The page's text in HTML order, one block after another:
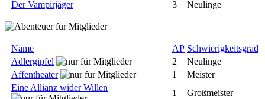
Der Vampirjäger 3 Neulinge
Name AP Schwierigkeitsgrad
Adlergipfel
2
Neulinge
Affentheater
1
Meister
Eine Allianz wider Willen
1
Großmeister